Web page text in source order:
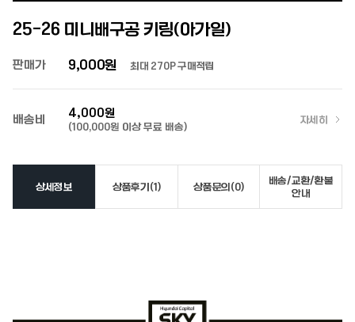
25-26 미니배구공 키링(아가일)
판매가 9,000원 최대 270P 구매적립
배송비
4,000원
(100,000원 이상 무료 배송)
자세히
상세정보 상품후기(1) 상품문의(0)
배송/교환/환불
안내